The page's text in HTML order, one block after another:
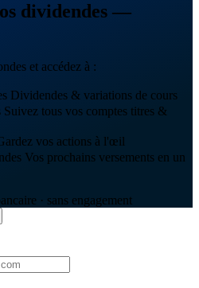
dividendes —
et accédez à :
Dividendes & variations de cours
Suivez tous vos comptes titres &
vos actions à l'œil
Vos prochains versements en un
· sans engagement